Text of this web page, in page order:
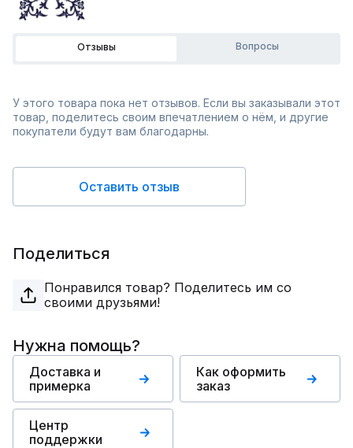
Отзывы Вопросы
У этого товара пока нет отзывов. Если вы заказывали этот
товар, поделитесь своим впечатлением о нём, и другие
покупатели будут вам благодарны.
Оставить отзыв
Поделиться
Понравился товар? Поделитесь им со
своими друзьями!
Нужна помощь?
Доставка и
примерка
Как оформить
заказ
Центр
поддержки